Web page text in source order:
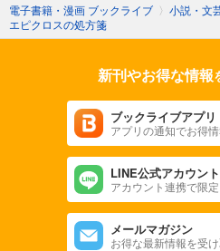
電子書籍・漫画 ブックライブ 〉 小説・文
エピクロスの処方箋
新刊やお得な情報
ブックライブアプリ
アプリの通知でお得
LINE公式アカウント
アカウント連携で限
メールマガジン
お得な最新情報を受け